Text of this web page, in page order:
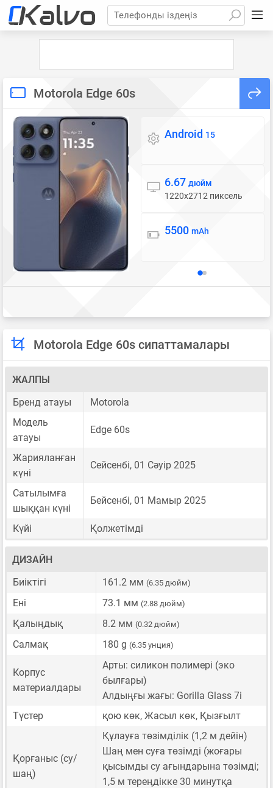
Телефонды іздеңіз
Motorola Edge 60s
Операциялық жүйе
Android 15
Дисплей
6.67 дюйм
1220x2712 пиксель
Батарея
5500 mAh
Motorola Edge 60s сипаттамалары
ЖАЛПЫ
Бренд атауы
Motorola
Модель
атауы
Edge 60s
Жарияланған
күні
Сейсенбі, 01 Сәуір 2025
Сатылымға
шыққан күні
Бейсенбі, 01 Мамыр 2025
Күйі Қолжетімді
ДИЗАЙН
Биіктігі
161.2 мм (6.35 дюйм)
Ені 73.1 мм (2.88 дюйм)
Қалыңдық 8.2 мм (0.32 дюйм)
Салмақ 180 g (6.35 унция)
Корпус
материалдары
Арты: силикон полимері (эко
былғары)
Алдыңғы жағы: Gorilla Glass 7i
Түстер
қою көк, Жасыл көк, Қызғылт
Қорғаныс (су/
шаң)
Құлауға төзімділік (1,2 м дейін)
Шаң мен суға төзімді (жоғары
қысымды су ағындарына төзімді;
1,5 м тереңдікке 30 минутқа